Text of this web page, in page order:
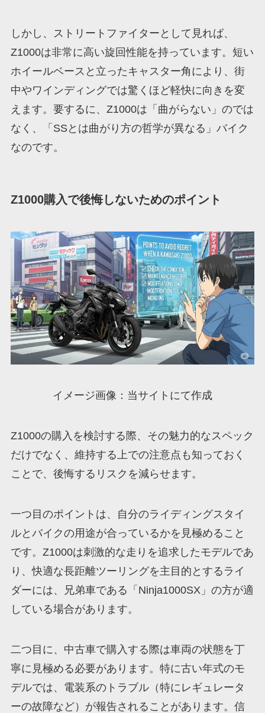
しかし、ストリートファイターとして見れば、
Z1000は非常に高い旋回性能を持っています。短い
ホイールベースと立ったキャスター角により、街
中やワインディングでは驚くほど軽快に向きを変
えます。要するに、Z1000は「曲がらない」のでは
なく、「SSとは曲がり方の哲学が異なる」バイク
なのです。
Z1000購入で後悔しないためのポイント
イメージ画像：当サイトにて作成
Z1000の購入を検討する際、その魅力的なスペック
だけでなく、維持する上での注意点も知っておく
ことで、後悔するリスクを減らせます。
一つ目のポイントは、自分のライディングスタイ
ルとバイクの用途が合っているかを見極めること
です。Z1000は刺激的な走りを追求したモデルであ
り、快適な長距離ツーリングを主目的とするライ
ダーには、兄弟車である「Ninja1000SX」の方が適
している場合があります。
二つ目に、中古車で購入する際は車両の状態を丁
寧に見極める必要があります。特に古い年式のモ
デルでは、電装系のトラブル（特にレギュレータ
ーの故障など）が報告されることがあります。信